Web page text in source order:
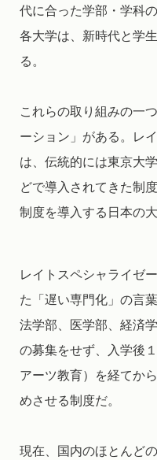
代に合った学部・学科
各大学は、新時代と学
る。
これらの取り組みの一
ーション」がある。レ
は、伝統的には東京大
どで導入されてきた制
制度を導入する日本の
レイトスペシャライゼ
た「遅い専門化」の言
法学部、医学部、経済
の募集をせず、入学後
アーツ教育）を経てか
めさせる制度だ。
現在、国内のほとんど